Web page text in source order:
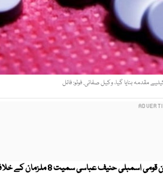
مقدمہ بنایا گیا، وکیل صفائی. فوٹو: فائل
انسداد منشیات کی خصوصی عدالت کے جج ارشد محمود تبسم نے ن لیگ کے سابق رکن قومی